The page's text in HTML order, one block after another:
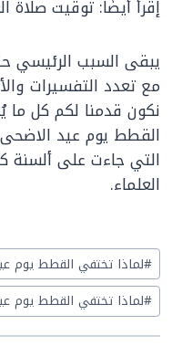
إقرأ أيضًا: توقيت صلاة
يبقى السبب الرئيسي
مع تعدد التفسيرات
نكون قدمنا لكم كل ما
القطط يوم عيد الاضحى
التي جاءت على ألسنة
العلماء.
Post
Tags:
#لماذا تختفي القطط يوم
#لماذا تختفي القطط يوم